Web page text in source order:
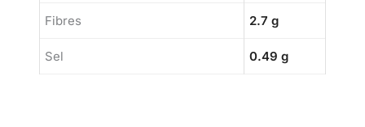
Fibres 2.7 g
Sel 0.49 g